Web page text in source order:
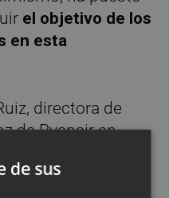
el objetivo de los
en esta
directora de
de Ryanair en
de la
de Castellón y
de sus